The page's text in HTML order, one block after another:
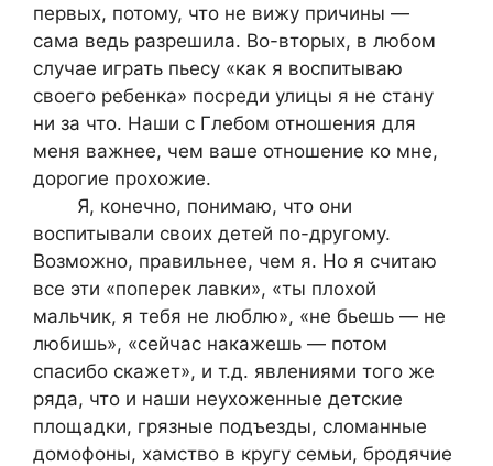
первых, потому, что не вижу причины —
сама ведь разрешила. Во-вторых, в любом
случае играть пьесу «как я воспитываю
своего ребенка» посреди улицы я не стану
ни за что. Наши с Глебом отношения для
меня важнее, чем ваше отношение ко мне,
дорогие прохожие.
Я, конечно, понимаю, что они
воспитывали своих детей по-другому.
Возможно, правильнее, чем я. Но я считаю
все эти «поперек лавки», «ты плохой
мальчик, я тебя не люблю», «не бьешь — не
любишь», «сейчас накажешь — потом
спасибо скажет», и т.д. явлениями того же
ряда, что и наши неухоженные детские
площадки, грязные подъезды, сломанные
домофоны, хамство в кругу семьи, бродячие